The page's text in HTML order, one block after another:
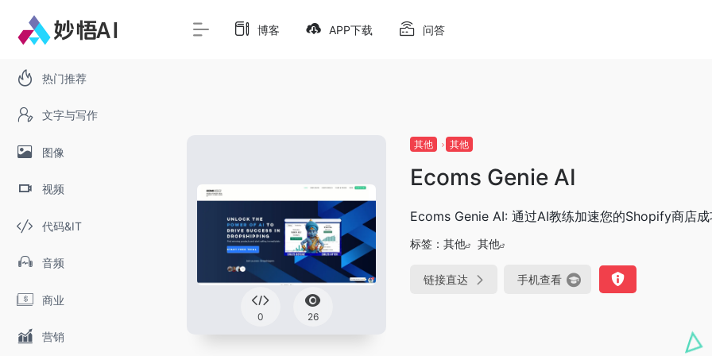
热门推荐
文字与写作
图像
视频
代码&IT
音频
商业
营销
博客 APP下载 问答
0 26
其他 其他
Ecoms Genie AI
Ecoms Genie AI: 通过AI教练加速您的Shopify商店
标签： 其他 其他
链接直达 手机查看